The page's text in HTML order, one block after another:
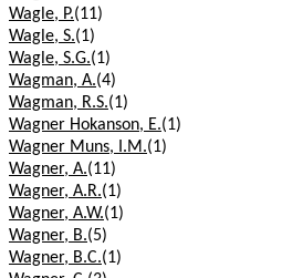
Wagle, P.(11)
Wagle, S.(1)
Wagle, S.G.(1)
Wagman, A.(4)
Wagman, R.S.(1)
Wagner Hokanson, E.(1)
Wagner Muns, I.M.(1)
Wagner, A.(11)
Wagner, A.R.(1)
Wagner, A.W.(1)
Wagner, B.(5)
Wagner, B.C.(1)